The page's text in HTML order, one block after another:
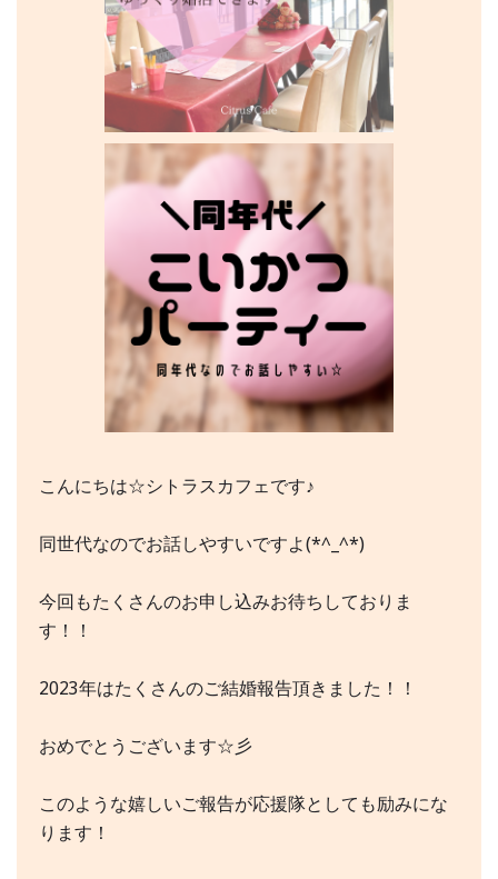
こんにちは☆シトラスカフェです♪
同世代なのでお話しやすいですよ(*^_^*)
今回もたくさんのお申し込みお待ちしておりま
す！！
2023年はたくさんのご結婚報告頂きました！！
おめでとうございます☆彡
このような嬉しいご報告が応援隊としても励みにな
ります！